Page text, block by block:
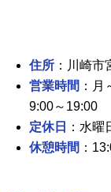
住所 ：川崎
営業時間 ：
9:00～19:00
定休日
：水曜
休憩時間 ：